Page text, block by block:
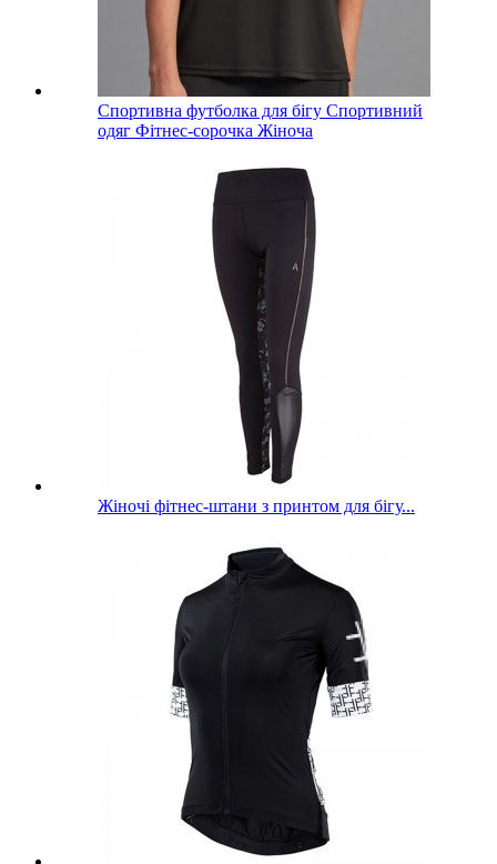
Спортивна футболка для бігу Спортивний
одяг Фітнес-сорочка Жіноча
Жіночі фітнес-штани з принтом для бігу...